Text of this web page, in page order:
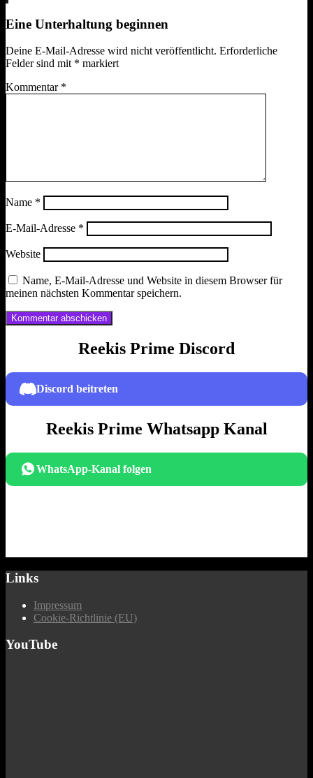
Eine Unterhaltung beginnen
Deine E-Mail-Adresse wird nicht veröffentlicht. Erforderliche
Felder sind mit * markiert
Kommentar *
Name *
E-Mail-Adresse *
Website
Name, E-Mail-Adresse und Website in diesem Browser für
meinen nächsten Kommentar speichern.
Reekis Prime Discord
Discord beitreten
Reekis Prime Whatsapp Kanal
WhatsApp-Kanal folgen
Links
Impressum
Cookie-Richtlinie (EU)
YouTube